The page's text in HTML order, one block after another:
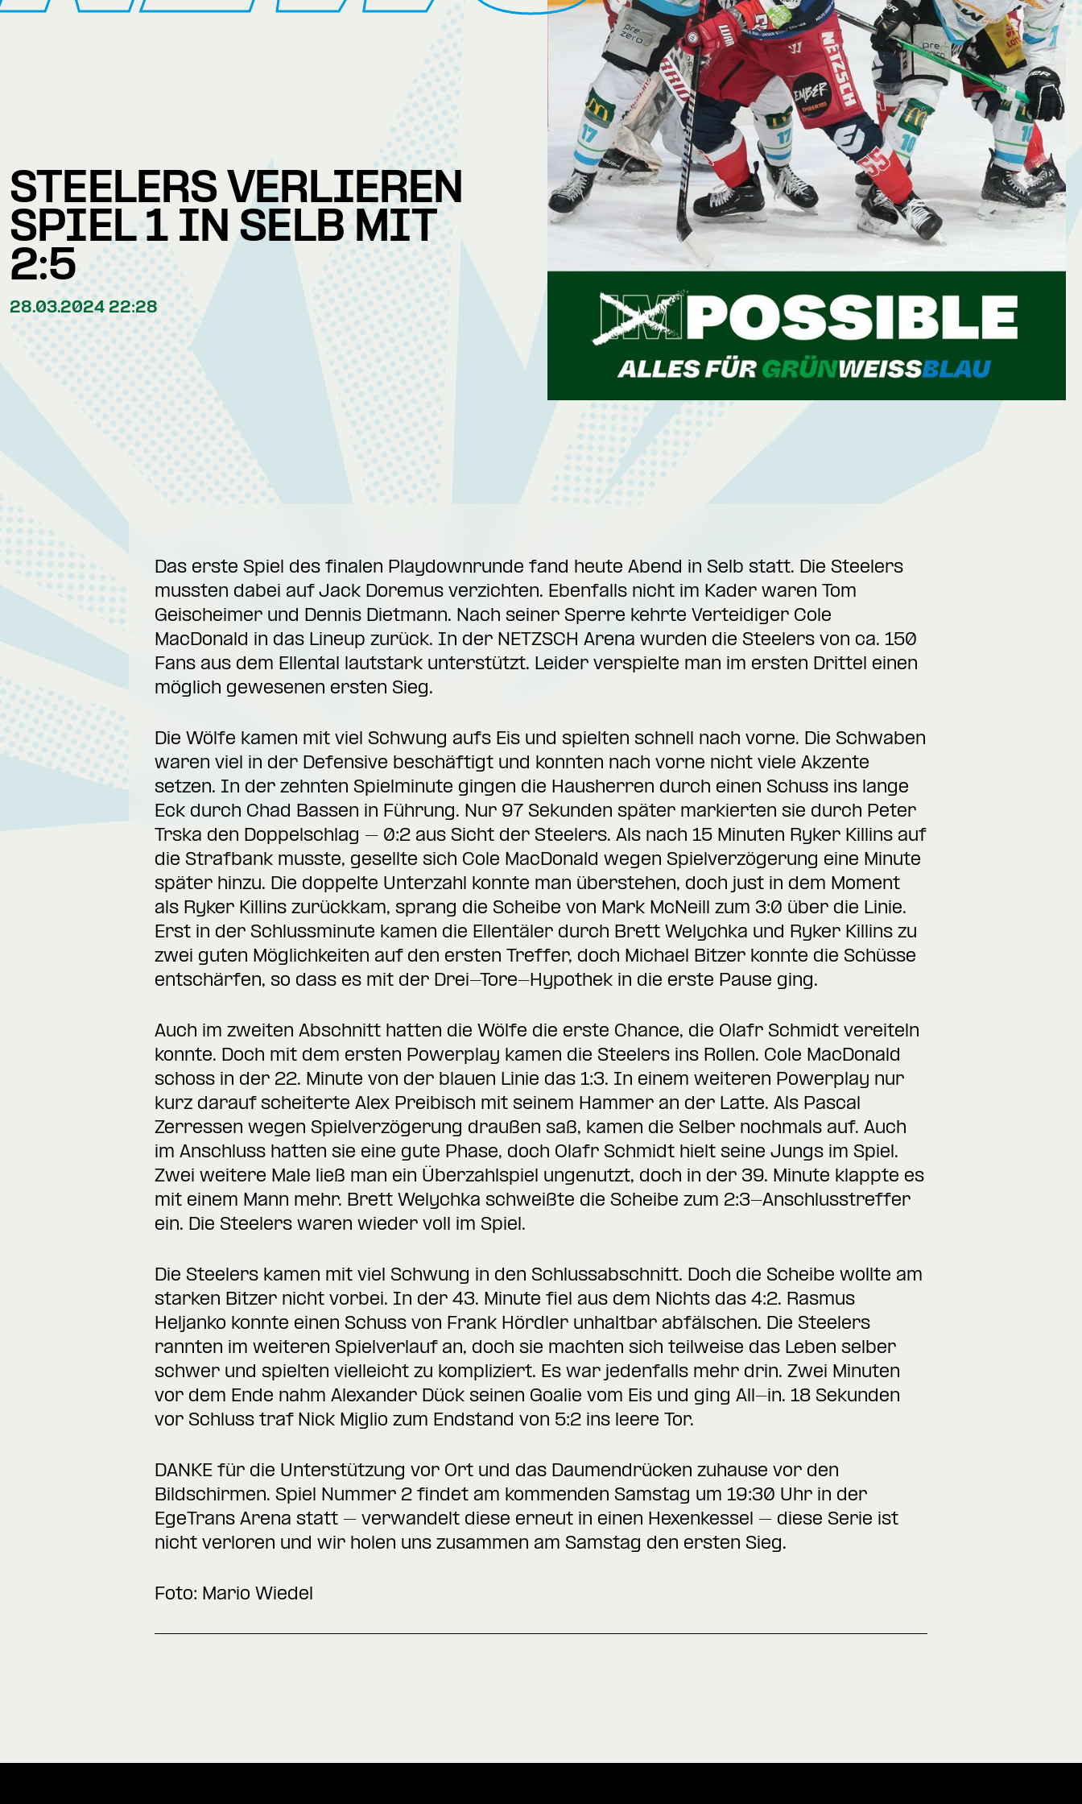
STEELERS VERLIEREN
SPIEL 1 IN SELB MIT
2:5
28.03.2024 22:28
Das erste Spiel des finalen Playdownrunde fand heute Abend in Selb statt. Die Steelers
mussten dabei auf Jack Doremus verzichten. Ebenfalls nicht im Kader waren Tom
Geischeimer und Dennis Dietmann. Nach seiner Sperre kehrte Verteidiger Cole
MacDonald in das Lineup zurück. In der NETZSCH Arena wurden die Steelers von ca. 150
Fans aus dem Ellental lautstark unterstützt. Leider verspielte man im ersten Drittel einen
möglich gewesenen ersten Sieg.
Die Wölfe kamen mit viel Schwung aufs Eis und spielten schnell nach vorne. Die Schwaben
waren viel in der Defensive beschäftigt und konnten nach vorne nicht viele Akzente
setzen. In der zehnten Spielminute gingen die Hausherren durch einen Schuss ins lange
Eck durch Chad Bassen in Führung. Nur 97 Sekunden später markierten sie durch Peter
Trska den Doppelschlag – 0:2 aus Sicht der Steelers. Als nach 15 Minuten Ryker Killins auf
die Strafbank musste, gesellte sich Cole MacDonald wegen Spielverzögerung eine Minute
später hinzu. Die doppelte Unterzahl konnte man überstehen, doch just in dem Moment
als Ryker Killins zurückkam, sprang die Scheibe von Mark McNeill zum 3:0 über die Linie.
Erst in der Schlussminute kamen die Ellentäler durch Brett Welychka und Ryker Killins zu
zwei guten Möglichkeiten auf den ersten Treffer, doch Michael Bitzer konnte die Schüsse
entschärfen, so dass es mit der Drei-Tore-Hypothek in die erste Pause ging.
Auch im zweiten Abschnitt hatten die Wölfe die erste Chance, die Olafr Schmidt vereiteln
konnte. Doch mit dem ersten Powerplay kamen die Steelers ins Rollen. Cole MacDonald
schoss in der 22. Minute von der blauen Linie das 1:3. In einem weiteren Powerplay nur
kurz darauf scheiterte Alex Preibisch mit seinem Hammer an der Latte. Als Pascal
Zerressen wegen Spielverzögerung draußen saß, kamen die Selber nochmals auf. Auch
im Anschluss hatten sie eine gute Phase, doch Olafr Schmidt hielt seine Jungs im Spiel.
Zwei weitere Male ließ man ein Überzahlspiel ungenutzt, doch in der 39. Minute klappte es
mit einem Mann mehr. Brett Welychka schweißte die Scheibe zum 2:3-Anschlusstreffer
ein. Die Steelers waren wieder voll im Spiel.
Die Steelers kamen mit viel Schwung in den Schlussabschnitt. Doch die Scheibe wollte am
starken Bitzer nicht vorbei. In der 43. Minute fiel aus dem Nichts das 4:2. Rasmus
Heljanko konnte einen Schuss von Frank Hördler unhaltbar abfälschen. Die Steelers
rannten im weiteren Spielverlauf an, doch sie machten sich teilweise das Leben selber
schwer und spielten vielleicht zu kompliziert. Es war jedenfalls mehr drin. Zwei Minuten
vor dem Ende nahm Alexander Dück seinen Goalie vom Eis und ging All-in. 18 Sekunden
vor Schluss traf Nick Miglio zum Endstand von 5:2 ins leere Tor.
DANKE für die Unterstützung vor Ort und das Daumendrücken zuhause vor den
Bildschirmen. Spiel Nummer 2 findet am kommenden Samstag um 19:30 Uhr in der
EgeTrans Arena statt – verwandelt diese erneut in einen Hexenkessel – diese Serie ist
nicht verloren und wir holen uns zusammen am Samstag den ersten Sieg.
Foto: Mario Wiedel